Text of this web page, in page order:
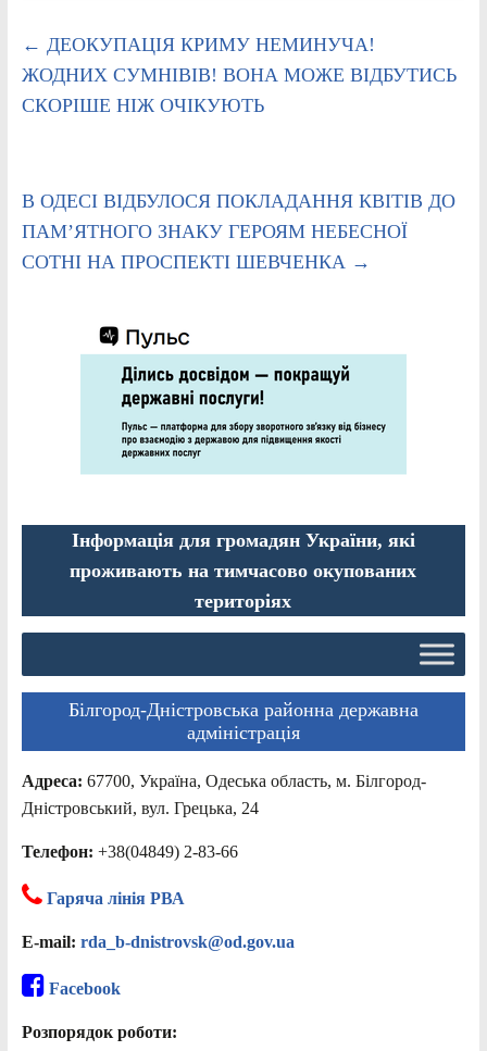
← ДЕОКУПАЦІЯ КРИМУ НЕМИНУЧА!
ЖОДНИХ СУМНІВІВ! ВОНА МОЖЕ ВІДБУТИСЬ
СКОРІШЕ НІЖ ОЧІКУЮТЬ
В ОДЕСІ ВІДБУЛОСЯ ПОКЛАДАННЯ КВІТІВ ДО
ПАМ’ЯТНОГО ЗНАКУ ГЕРОЯМ НЕБЕСНОЇ
СОТНІ НА ПРОСПЕКТІ ШЕВЧЕНКА →
Інформація для громадян України, які
проживають на тимчасово окупованих
територіях
Білгород-Дністровська районна державна
адміністрація
Адреса: 67700, Україна, Одеська область, м. Білгород-
Дністровський, вул. Грецька, 24
Телефон: +38(04849) 2-83-66
Гаряча лінія РВА
E-mail: rda_b-dnistrovsk@od.gov.ua
Facebook
Розпорядок роботи: